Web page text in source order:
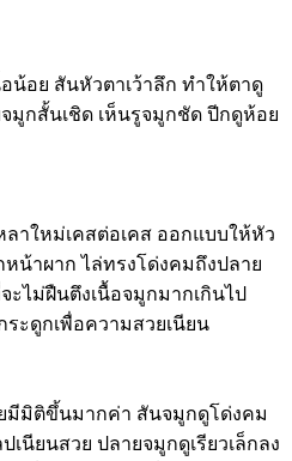
น้อย สันหัวตาเว้าลึก ทำให้ตาดู
มูกสั้นเชิด เห็นรูจมูกชัด ปีกดูห้อย
าใหม่เคสต่อเคส ออกแบบให้หัว
น้าผาก ไล่ทรงโด่งคมถึงปลาย
ไม่ฝืนตึงเนื้อจมูกมากเกินไป
ะดูกเพื่อความสวยเนียน
มีมิติขึ้นมากค่า สันจมูกดูโด่งคม
นียนสวย ปลายจมูกดูเรียวเล็กลง